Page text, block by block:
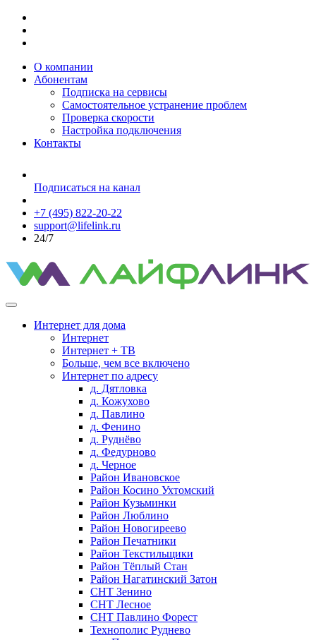
О компании
Абонентам
Подписка на сервисы
Самостоятельное устранение проблем
Проверка скорости
Настройка подключения
Контакты
Подписаться на канал
+7 (495) 822-20-22
support@lifelink.ru
24/7
Интернет для дома
Интернет
Интернет + ТВ
Больше, чем все включено
Интернет по адресу
д. Дятловка
д. Кожухово
д. Павлино
д. Фенино
д. Руднёво
д. Федурново
д. Черное
Район Ивановское
Район Косино Ухтомский
Район Кузьминки
Район Люблино
Район Новогиреево
Район Печатники
Район Текстильщики
Район Тёплый Стан
Район Нагатинский Затон
СНТ Зенино
СНТ Лесное
СНТ Павлино Форест
Технополис Руднево